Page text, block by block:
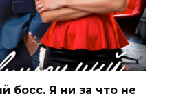
босс. Я ни за что не